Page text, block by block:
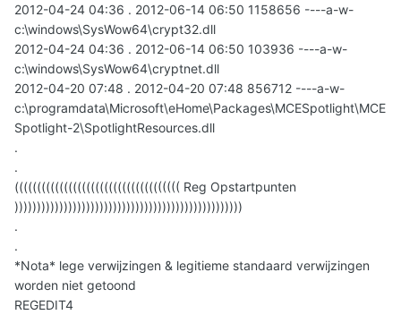
2012-04-24 04:36 . 2012-06-14 06:50 1158656 ----a-w-
c:\windows\SysWow64\crypt32.dll
2012-04-24 04:36 . 2012-06-14 06:50 103936 ----a-w-
c:\windows\SysWow64\cryptnet.dll
2012-04-20 07:48 . 2012-04-20 07:48 856712 ----a-w-
c:\programdata\Microsoft\eHome\Packages\MCESpotlight\MCE
Spotlight-2\SpotlightResources.dll
.
.
((((((((((((((((((((((((((((((((((((( Reg Opstartpunten
)))))))))))))))))))))))))))))))))))))))))))))))))))
.
.
*Nota* lege verwijzingen & legitieme standaard verwijzingen
worden niet getoond
REGEDIT4